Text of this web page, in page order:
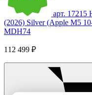
арт. 17215
(2026) Silver (Apple M5
MDH74
112 499 ₽